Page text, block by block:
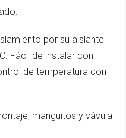
por su aislante
Fácil de instalar con
de temperatura con
manguitos y vávula